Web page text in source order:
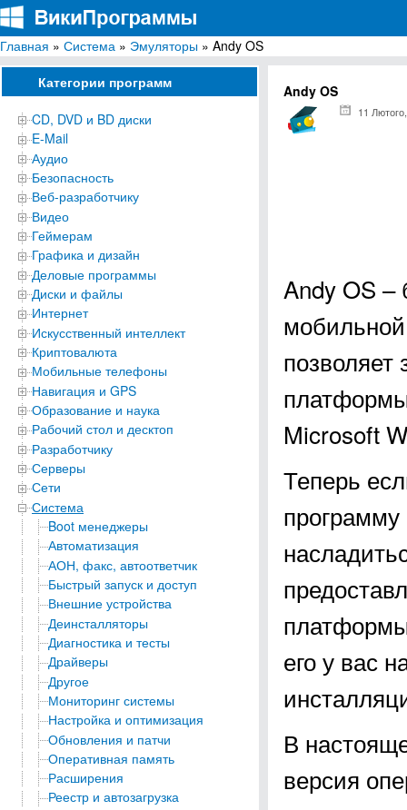
ВикиПрограммы
Энциклопедия бесплатных компьютерных программ для Windows
Главная » Система » Эмуляторы » Andy OS
Категории программ
CD, DVD и BD диски
E-Mail
Аудио
Безопасность
Веб-разработчику
Видео
Геймерам
Графика и дизайн
Деловые программы
Диски и файлы
Интернет
Искусственный интеллект
Криптовалюта
Мобильные телефоны
Навигация и GPS
Образование и наука
Рабочий стол и десктоп
Разработчику
Серверы
Сети
Система
Boot менеджеры
Автоматизация
АОН, факс, автоответчик
Быстрый запуск и доступ
Внешние устройства
Деинсталляторы
Диагностика и тесты
Драйверы
Другое
Мониторинг системы
Настройка и оптимизация
Обновления и патчи
Оперативная память
Расширения
Реестр и автозагрузка
Andy OS
11
Andy OS –
позволяет
Microsoft
Теперь
программу
его у вас
В
версия